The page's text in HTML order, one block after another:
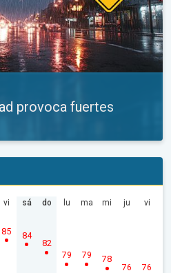
provoca fuertes
vi
85
sá
84
do
82
lu
79
ma
79
mi
78
ju
76
vi
76